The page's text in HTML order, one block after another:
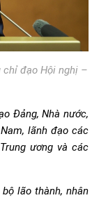
chỉ đạo Hội nghị –
Đảng, Nhà nước,
lãnh đạo các
ương và các
lão thành, nhân